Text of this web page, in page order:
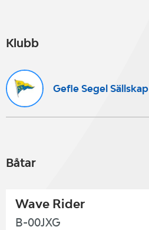
Klubb
Gefle Segel Sällskap
Båtar
Wave Rider
B-00JXG